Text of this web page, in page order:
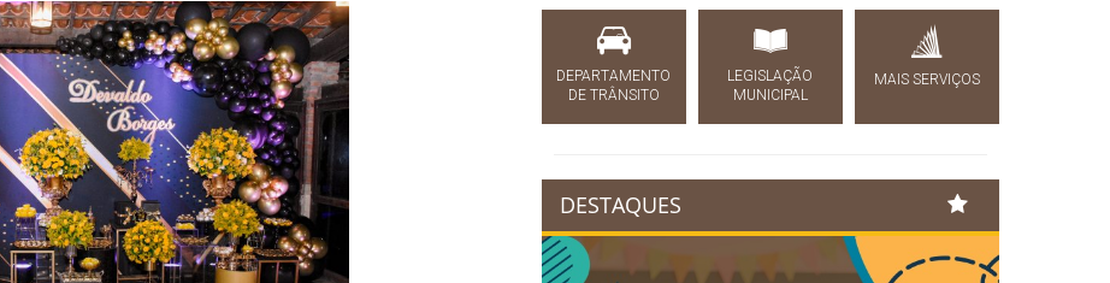
DEPARTAMENTO
DE TRÂNSITO
LEGISLAÇÃO
MUNICIPAL
MAIS SERVIÇOS
DESTAQUES